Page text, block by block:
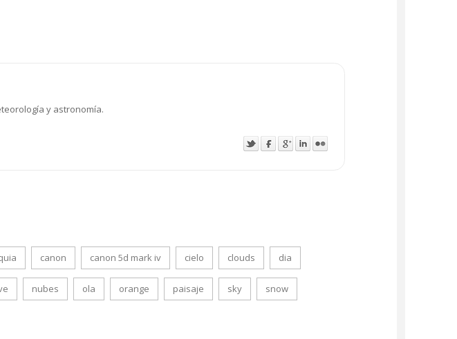
y astronomía.
canon canon 5d mark iv cielo clouds dia
nubes ola orange paisaje sky snow